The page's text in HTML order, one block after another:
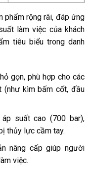
phẩm rộng rãi, đáp ứng
làm việc của khách
tiêu biểu trong danh
gọn, phù hợp cho các
kìm bấm cốt, đầu
suất cao (700 bar),
thủy lực cầm tay.
nâng cấp giúp người
việc.